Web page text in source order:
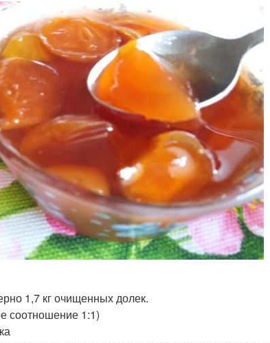
1,7 кг очищенных долек.
соотношение 1:1)